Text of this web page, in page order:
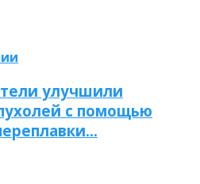
улучшили
с помощью